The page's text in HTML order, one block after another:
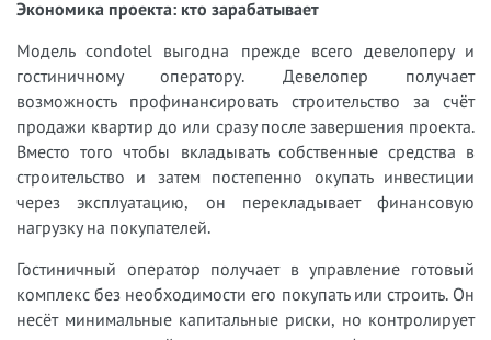
Экономика проекта: кто зарабатывает
Модель condotel выгодна прежде всего девелоперу и
гостиничному оператору. Девелопер получает
возможность профинансировать строительство за счёт
продажи квартир до или сразу после завершения проекта.
Вместо того чтобы вкладывать собственные средства в
строительство и затем постепенно окупать инвестиции
через эксплуатацию, он перекладывает финансовую
нагрузку на покупателей.
Гостиничный оператор получает в управление готовый
комплекс без необходимости его покупать или строить. Он
несёт минимальные капитальные риски, но контролирует